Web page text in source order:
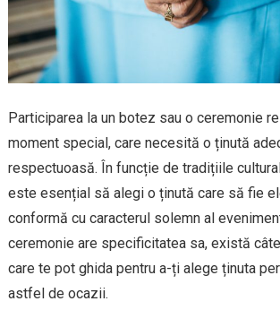
Participarea la un botez sau o ceremonie
moment special, care necesită o ținută
respectuoasă. În funcție de tradițiile
este esențial să alegi o ținută care să fie
conformă cu caracterul solemn al
ceremonie are specificitatea sa, există
care te pot ghida pentru a-ți alege ținuta
astfel de ocazii.